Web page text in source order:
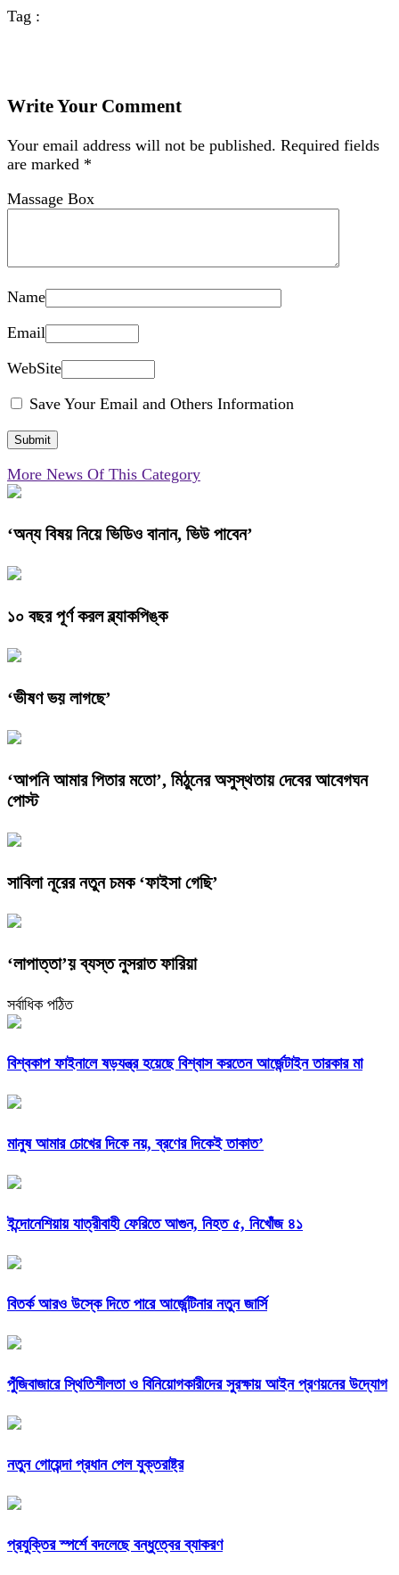
Tag :
Write Your Comment
Your email address will not be published. Required fields
are marked *
Massage Box
Name
Email
WebSite
Save Your Email and Others Information
More News Of This Category
‘অন্য বিষয় নিয়ে ভিডিও বানান, ভিউ পাবেন’
১০ বছর পূর্ণ করল ব্ল্যাকপিঙ্ক
‘ভীষণ ভয় লাগছে’
‘আপনি আমার পিতার মতো’, মিঠুনের অসুস্থতায় দেবের আবেগঘন
পোস্ট
সাবিলা নূরের নতুন চমক ‘ফাইসা গেছি’
‘লাপাত্তা’য় ব্যস্ত নুসরাত ফারিয়া
সর্বাধিক পঠিত
বিশ্বকাপ ফাইনালে ষড়যন্ত্র হয়েছে বিশ্বাস করতেন আর্জেন্টাইন তারকার মা
মানুষ আমার চোখের দিকে নয়, ব্রণের দিকেই তাকাত’
ইন্দোনেশিয়ায় যাত্রীবাহী ফেরিতে আগুন, নিহত ৫, নিখোঁজ ৪১
বিতর্ক আরও উস্কে দিতে পারে আর্জেন্টিনার নতুন জার্সি
পুঁজিবাজারে স্থিতিশীলতা ও বিনিয়োগকারীদের সুরক্ষায় আইন প্রণয়নের উদ্যোগ
নতুন গোয়েন্দা প্রধান পেল যুক্তরাষ্ট্র
প্রযুক্তির স্পর্শে বদলেছে বন্ধুত্বের ব্যাকরণ